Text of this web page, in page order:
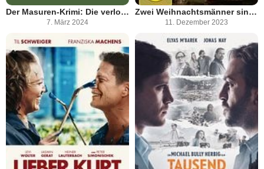
Der Masuren-Krimi: Die verlorene Tochter
7. März 2024
Zwei Weihnachtsmänner sind einer zu viel
11. Dezember 2023